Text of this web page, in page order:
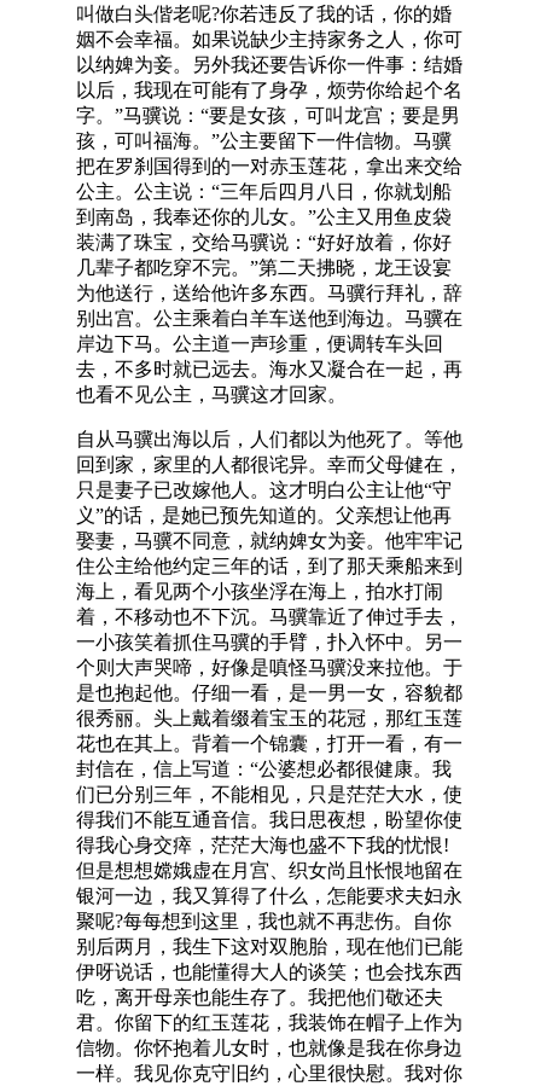
叫做白头偕老呢?你若违反了我的话，你的婚
姻不会幸福。如果说缺少主持家务之人，你可
以纳婢为妾。另外我还要告诉你一件事：结婚
以后，我现在可能有了身孕，烦劳你给起个名
字。”马骥说：“要是女孩，可叫龙宫；要是男
孩，可叫福海。”公主要留下一件信物。马骥
把在罗刹国得到的一对赤玉莲花，拿出来交给
公主。公主说：“三年后四月八日，你就划船
到南岛，我奉还你的儿女。”公主又用鱼皮袋
装满了珠宝，交给马骥说：“好好放着，你好
几辈子都吃穿不完。”第二天拂晓，龙王设宴
为他送行，送给他许多东西。马骥行拜礼，辞
别出宫。公主乘着白羊车送他到海边。马骥在
岸边下马。公主道一声珍重，便调转车头回
去，不多时就已远去。海水又凝合在一起，再
也看不见公主，马骥这才回家。
自从马骥出海以后，人们都以为他死了。等他
回到家，家里的人都很诧异。幸而父母健在，
只是妻子已改嫁他人。这才明白公主让他“守
义”的话，是她已预先知道的。父亲想让他再
娶妻，马骥不同意，就纳婢女为妾。他牢牢记
住公主给他约定三年的话，到了那天乘船来到
海上，看见两个小孩坐浮在海上，拍水打闹
着，不移动也不下沉。马骥靠近了伸过手去，
一小孩笑着抓住马骥的手臂，扑入怀中。另一
个则大声哭啼，好像是嗔怪马骥没来拉他。于
是也抱起他。仔细一看，是一男一女，容貌都
很秀丽。头上戴着缀着宝玉的花冠，那红玉莲
花也在其上。背着一个锦囊，打开一看，有一
封信在，信上写道：“公婆想必都很健康。我
们已分别三年，不能相见，只是茫茫大水，使
得我们不能互通音信。我日思夜想，盼望你使
得我心身交瘁，茫茫大海也盛不下我的忧恨!
但是想想嫦娥虚在月宫、织女尚且怅恨地留在
银河一边，我又算得了什么，怎能要求夫妇永
聚呢?每每想到这里，我也就不再悲伤。自你
别后两月，我生下这对双胞胎，现在他们已能
伊呀说话，也能懂得大人的谈笑；也会找东西
吃，离开母亲也能生存了。我把他们敬还夫
君。你留下的红玉莲花，我装饰在帽子上作为
信物。你怀抱着儿女时，也就像是我在你身边
一样。我见你克守旧约，心里很快慰。我对你